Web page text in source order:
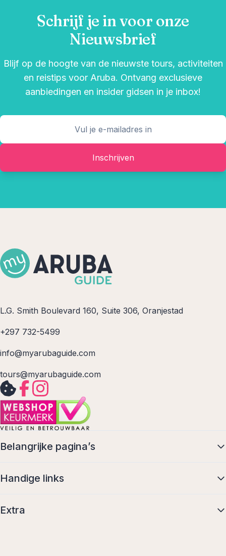
Schrijf je in voor onze
Nieuwsbrief
Blijf op de hoogte van de nieuwste tours, activiteiten
en reistips voor Aruba. Ontvang exclusieve
aanbiedingen en insider gidsen in je inbox!
Inschrijven
L.G. Smith Boulevard 160, Suite 306, Oranjestad
+297 732-5499
info@myarubaguide.com
tours@myarubaguide.com
Belangrijke pagina’s
Handige links
Extra